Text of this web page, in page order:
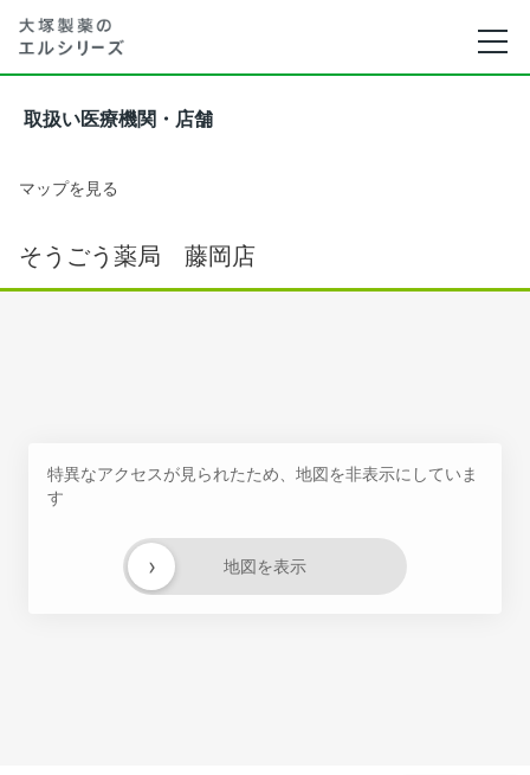
取扱い医療機関・店舗
マップを見る
そうごう薬局 藤岡店
特異なアクセスが見られたため、地図を非表示にしていま
す
地図を表示
›